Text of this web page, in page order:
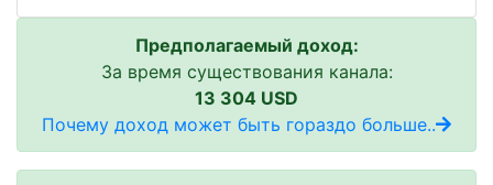
Предполагаемый доход:
За время существования канала:
13 304 USD
Почему доход может быть гораздо больше..